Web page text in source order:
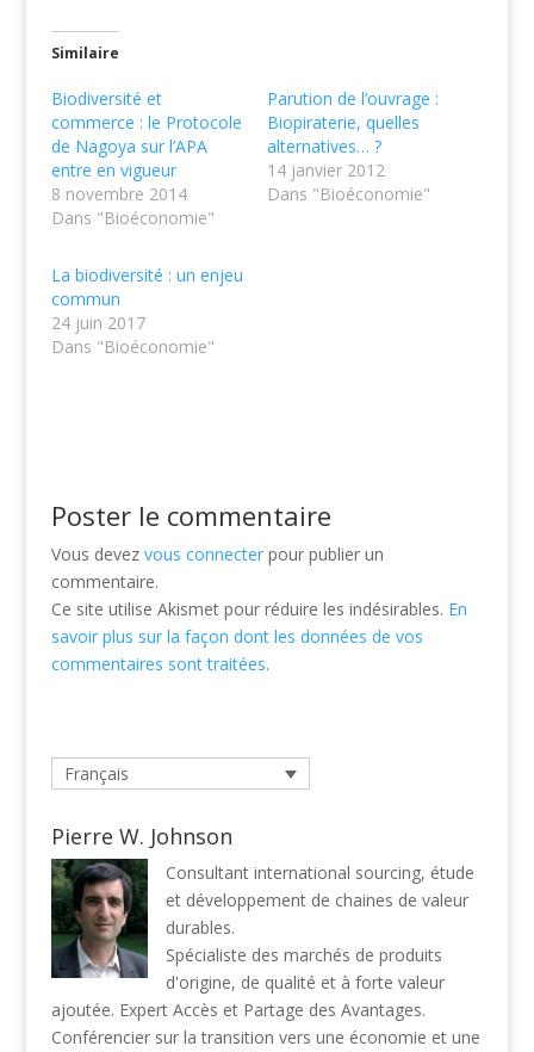
Similaire
Biodiversité et
commerce : le Protocole
de Nagoya sur l’APA
entre en vigueur
8 novembre 2014
Dans "Bioéconomie"
Parution de l’ouvrage :
Biopiraterie, quelles
alternatives… ?
14 janvier 2012
Dans "Bioéconomie"
La biodiversité : un enjeu
commun
24 juin 2017
Dans "Bioéconomie"
Poster le commentaire
Vous devez vous connecterpour publier un
commentaire.
Ce site utilise Akismet pour réduire les indésirables. En
savoir plus sur la façon dont les données de vos
commentaires sont traitées.
Français
Pierre W. Johnson
Consultant international sourcing, étude
et développement de chaines de valeur
durables.
Spécialiste des marchés de produits
d'origine, de qualité et à forte valeur
ajoutée. Expert Accès et Partage des Avantages.
Conférencier sur la transition vers une économie et une